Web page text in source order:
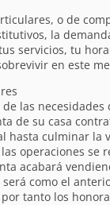
o de
la
servicios, tu
en este
las
de su casa
hasta culminar la
operaciones
acabará
como el
tanto los